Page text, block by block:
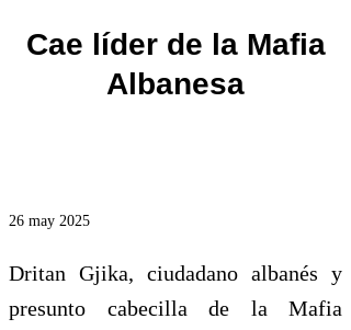
Cae líder de la Mafia
Albanesa
26 may 2025
Dritan Gjika, ciudadano albanés y
presunto cabecilla de la Mafia